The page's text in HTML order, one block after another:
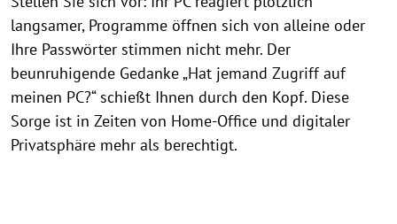
langsamer, Programme öffnen sich von alleine oder
Ihre Passwörter stimmen nicht mehr. Der
beunruhigende Gedanke „Hat jemand Zugriff auf
meinen PC?“ schießt Ihnen durch den Kopf. Diese
Sorge ist in Zeiten von Home-Office und digitaler
Privatsphäre mehr als berechtigt.